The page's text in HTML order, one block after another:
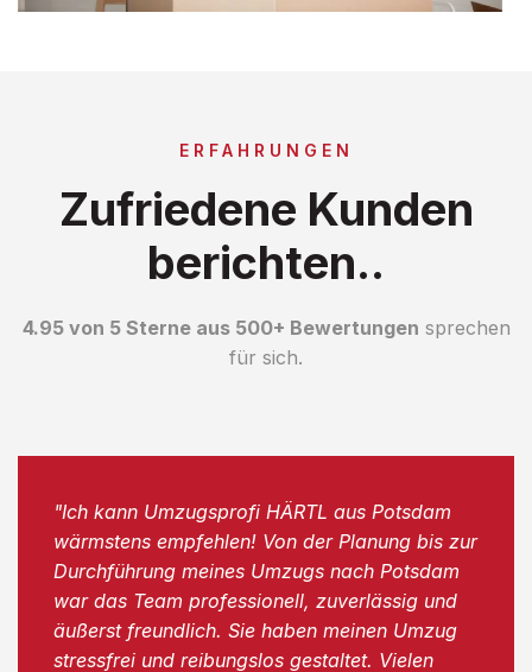
ERFAHRUNGEN
Zufriedene Kunden
berichten..
4.95 von 5 Sterne aus 500+ Bewertungen sprechen
für sich.
"Ich kann Umzugsprofi HÄRTL aus Potsdam
wärmstens empfehlen! Von der Planung bis zur
Durchführung meines Umzugs nach Potsdam
war das Team professionell, zuverlässig und
äußerst freundlich. Sie haben meinen Umzug
stressfrei und reibungslos gestaltet. Vielen